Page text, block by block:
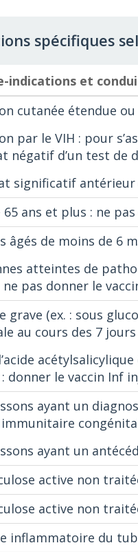
spécifiques
indications et
cutanée étendue
par le VIH : pour
négatif d’un test de
significatif antérieur
65 ans et plus : ne
âgés de moins de 6
atteintes de
ne pas donner le
grave (ex. : sous
au cours des 7
: donner le vaccin Inf
ayant un
ayant un
active non
active non
inflammatoire du